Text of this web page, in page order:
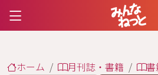
ホーム 月刊誌・書籍 書